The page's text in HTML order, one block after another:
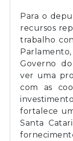
Para o
recursos
trabalho
Governo
ver uma
com as
fortalece
Santa